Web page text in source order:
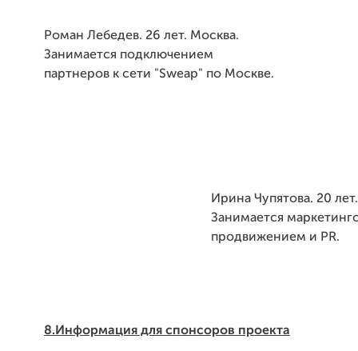
Роман Лебедев. 26 лет. Москва.
Занимается подключением
партнеров к сети "Sweap" по Москве.
Ирина Чупятова. 20
Занимается
продвижением и PR.
8.Информация для спонсоров проекта